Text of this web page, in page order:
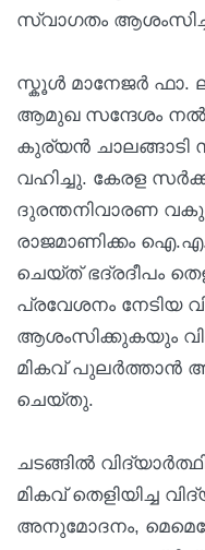
സ്വാഗതം
സ്കൂൾ മാനേജർ ഫാ.
ആമുഖ സന്ദേശം
കുര്യൻ
വഹിച്ചു. കേരള
ദുരന്തനിവാരണ
രാജമാണിക്കം
ചെയ്ത് ഭദ്രദീപം
പ്രവേശനം നേടിയ
ആശംസിക്കുകയും
മികവ്
ചെയ്തു.
ചടങ്ങിൽ
മികവ് തെളിയിച്ച
അനുമോദനം,